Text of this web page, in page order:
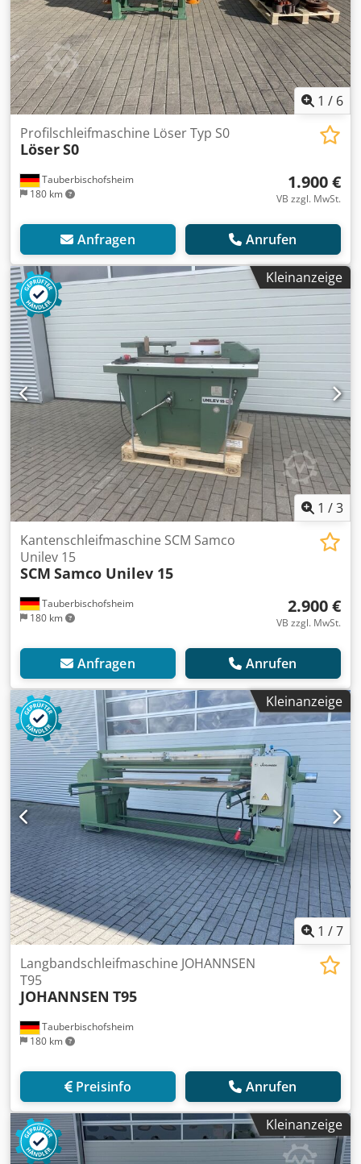
1 / 6
Tauberbischofsheim
180 km
Profilschleifmaschine Löser Typ S0
LöserS0
1.900 €
VB zzgl. MwSt.
Anfragen Anrufen
Kleinanzeige
1 /3
Tauberbischofsheim
180 km
Kantenschleifmaschine SCM Samco
Unilev 15
SCM Samco Unilev 15
2.900 €
VB zzgl. MwSt.
Anfragen Anrufen
Kleinanzeige
1 /7
Tauberbischofsheim
180 km
Langbandschleifmaschine JOHANNSEN
T95
JOHANNSEN T95
Preisinfo Anrufen
Kleinanzeige